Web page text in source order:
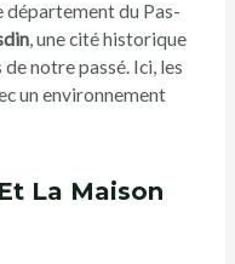
département du Pas-
, une cité historique
notre passé. Ici, les
un environnement
La Maison